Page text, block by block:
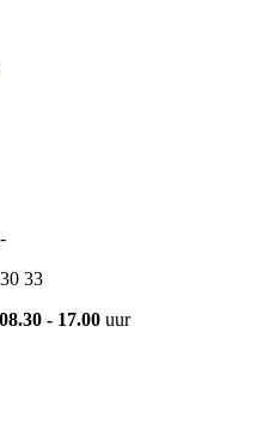
33
08.30 - 17.00 uur